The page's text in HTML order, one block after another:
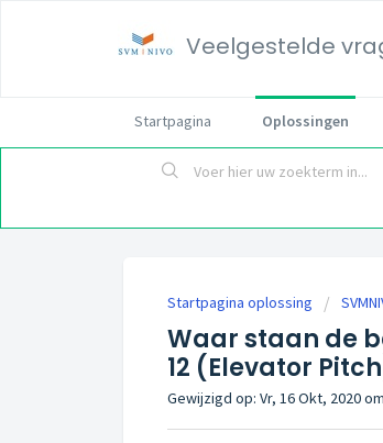
Veelgestelde
Startpagina Oplossingen
Startpagina oplossing
Waar staan de
12 (Elevator
Gewijzigd op: Vr, 16 Okt, 2020